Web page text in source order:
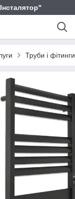
Труби і фітинги